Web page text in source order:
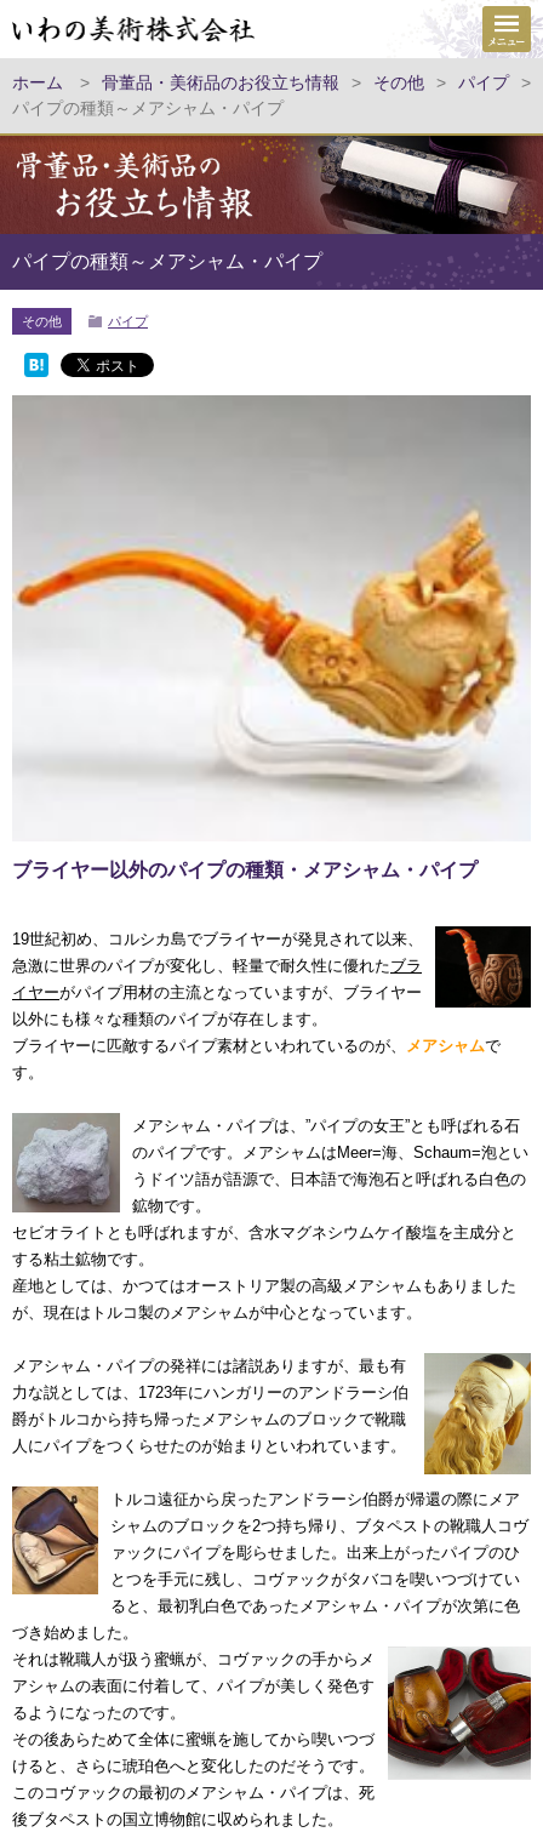
ホーム > 骨董品・美術品のお役立ち情報 > その他 > パイプ
>
パイプの種類～メアシャム・パイプ
パイプの種類～メアシャム・パイプ
その他 パイプ
ブライヤー以外のパイプの種類・メアシャム・パイプ
19世紀初め、コルシカ島でブライヤーが発見されて以来、
急激に世界のパイプが変化し、軽量で耐久性に優れたブラ
イヤーがパイプ用材の主流となっていますが、ブライヤー
以外にも様々な種類のパイプが存在します。
ブライヤーに匹敵するパイプ素材といわれているのが、 メアシャムで
す。
メアシャム・パイプは、”パイプの女王”とも呼ばれる石
のパイプです。メアシャムはMeer=海、Schaum=泡とい
うドイツ語が語源で、日本語で海泡石と呼ばれる白色の
鉱物です。
セビオライトとも呼ばれますが、含水マグネシウムケイ酸塩を主成分と
する粘土鉱物です。
産地としては、かつてはオーストリア製の高級メアシャムもありました
が、現在はトルコ製のメアシャムが中心となっています。
メアシャム・パイプの発祥には諸説ありますが、最も有
力な説としては、1723年にハンガリーのアンドラーシ伯
爵がトルコから持ち帰ったメアシャムのブロックで靴職
人にパイプをつくらせたのが始まりといわれています。
トルコ遠征から戻ったアンドラーシ伯爵が帰還の際にメア
シャムのブロックを2つ持ち帰り、ブタペストの靴職人コヴ
ァックにパイプを彫らせました。出来上がったパイプのひ
とつを手元に残し、コヴァックがタバコを喫いつづけてい
ると、最初乳白色であったメアシャム・パイプが次第に色
づき始めました。
それは靴職人が扱う蜜蝋が、コヴァックの手からメ
アシャムの表面に付着して、パイプが美しく発色す
るようになったのです。
その後あらためて全体に蜜蝋を施してから喫いつづ
けると、さらに琥珀色へと変化したのだそうです。
このコヴァックの最初のメアシャム・パイプは、死
後ブタペストの国立博物館に収められました。